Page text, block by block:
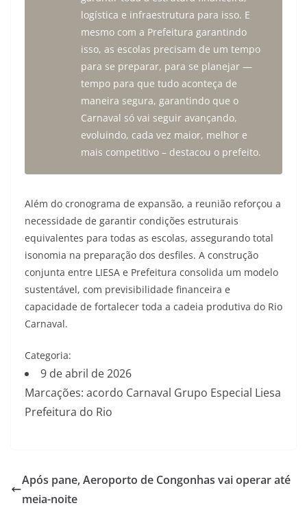
logística e infraestrutura para isso. E
mesmo com a Prefeitura garantindo
isso, as escolas precisam de um tempo
para se preparar, para se planejar —
tempo para que tudo aconteça de
maneira segura, garantindo que o
Carnaval só vai seguir avançando,
evoluindo, cada vez maior, melhor e
mais competitivo – destacou o prefeito.
Além do cronograma de expansão, a reunião reforçou a
necessidade de garantir condições estruturais
equivalentes para todas as escolas, assegurando total
isonomia na preparação dos desfiles. A construção
conjunta entre LIESA e Prefeitura consolida um modelo
sustentável, com previsibilidade financeira e
capacidade de fortalecer toda a cadeia produtiva do Rio
Carnaval.
Categoria:
9 de abril de 2026
Marcações: acordo Carnaval Grupo Especial Liesa
Prefeitura do Rio
Após pane, Aeroporto de Congonhas vai operar até
meia-noite